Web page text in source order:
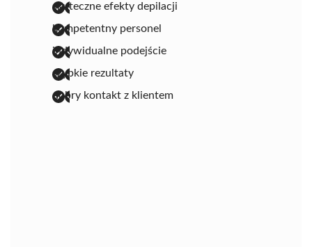
skuteczne efekty depilacji
kompetentny personel
indywidualne podejście
szybkie rezultaty
dobry kontakt z klientem